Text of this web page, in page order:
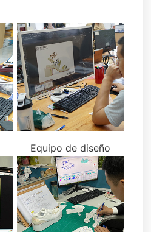
Equipo de diseño